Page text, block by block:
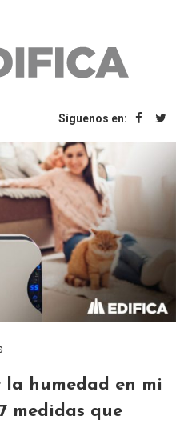
Síguenos en:
la humedad en mi
medidas que